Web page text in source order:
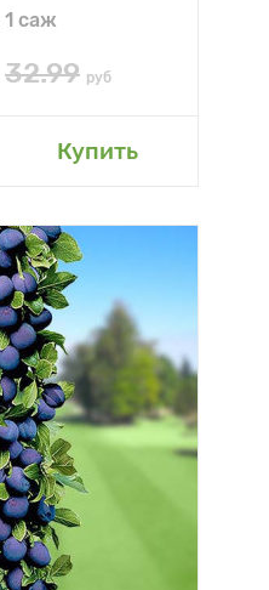
1 саж
32.99 руб
Купить